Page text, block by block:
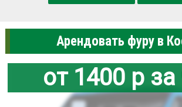
Арендовать фуру в
от 1400 р за